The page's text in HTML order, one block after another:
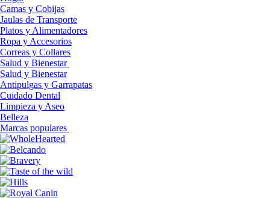
Camas y Cobijas
Jaulas de Transporte
Platos y Alimentadores
Ropa y Accesorios
Correas y Collares
Salud y Bienestar
Salud y Bienestar
Antipulgas y Garrapatas
Cuidado Dental
Limpieza y Aseo
Belleza
Marcas populares